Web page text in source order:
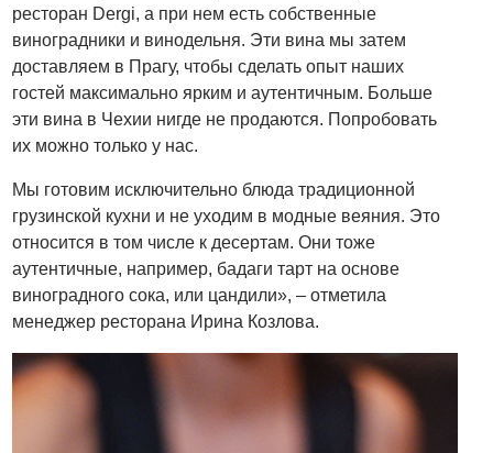
ресторан Dergi, а при нем есть собственные
виноградники и винодельня. Эти вина мы затем
доставляем в Прагу, чтобы сделать опыт наших
гостей максимально ярким и аутентичным. Больше
эти вина в Чехии нигде не продаются. Попробовать
их можно только у нас.
Мы готовим исключительно блюда традиционной
грузинской кухни и не уходим в модные веяния. Это
относится в том числе к десертам. Они тоже
аутентичные, например, бадаги тарт на основе
виноградного сока, или цандили», – отметила
менеджер ресторана Ирина Козлова.